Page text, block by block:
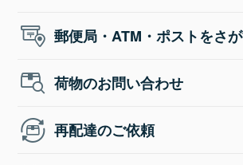
郵便局・ATM・ポストをさ
荷物のお問い合わせ
再配達のご依頼